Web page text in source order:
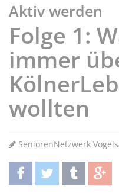
Aktiv werden
Folge 1:
immer
wollten
SeniorenNetzwerk